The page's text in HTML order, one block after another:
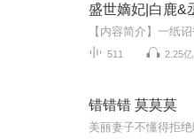
511 2.25亿
错错错 莫莫莫